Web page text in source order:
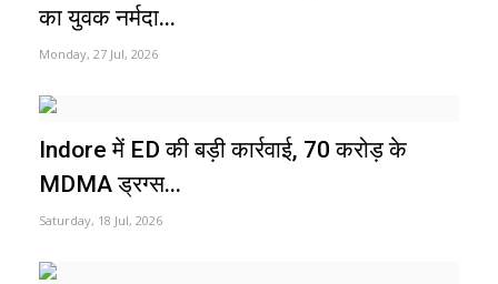
का युवक नर्मदा...
Monday, 27 Jul, 2026
Indore में ED की बड़ी कार्रवाई, 70 करोड़ के
MDMA ड्रग्स...
Saturday, 18 Jul, 2026